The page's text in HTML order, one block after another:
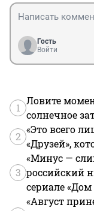
Гость
Войти
1
Ловите
солнечное
2
«Это всего
«Друзей»,
3
«Минус —
российский
сериале
«Август